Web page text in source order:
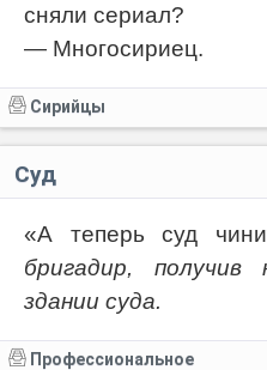
сняли сериал?
— Многосириец.
Сирийцы
Суд
«А теперь суд
бригадир,
здании суда.
Профессиональное